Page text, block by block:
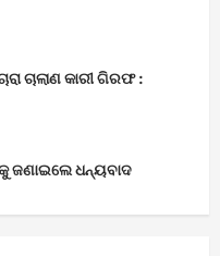
ଚାଲାଣ କାରୀ ଗିରଫ :
ଜଣାଇଲେ ଧନ୍ୟବାଦ